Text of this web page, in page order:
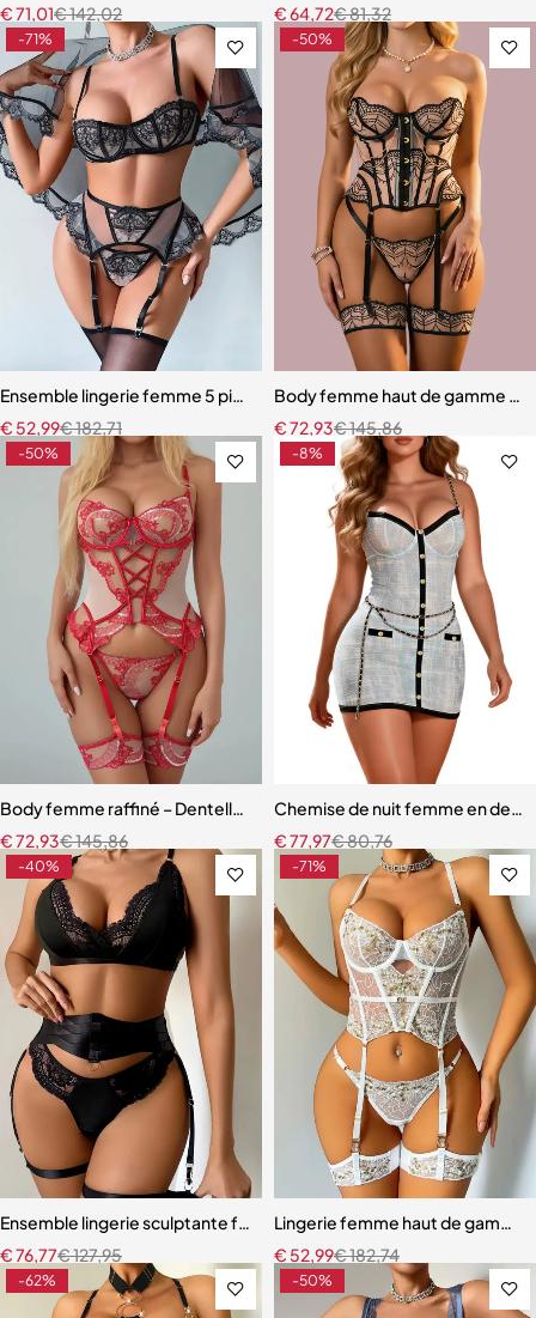
€142,02
€71,01
€81,32
€64,72
-71%
Ensemble lingerie femme 5 pièces – Dentelle brodée florale avec
€182,71
€ 52,99
-50%
Body femme haut de gamme –
€145,86
€72,93
-50%
Body femme raffiné – Dentelle, découpes modernes et détails
€145,86
€72,93
-8%
Chemise de nuit femme en
€80,76
€77,97
-40%
Ensemble lingerie sculptante femme – Dentelle raffinée avec
€127,95
€76,77
-71%
Lingerie femme haut de
€182,74
€ 52,99
-62% -50%